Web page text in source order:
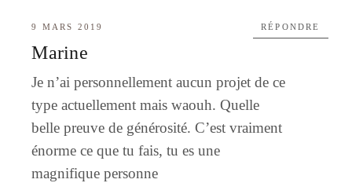
9 MARS 2019
Marine
Je n’ai personnellement aucun projet de ce
type actuellement mais waouh. Quelle
belle preuve de générosité. C’est vraiment
énorme ce que tu fais, tu es une
magnifique personne
RÉPONDRE